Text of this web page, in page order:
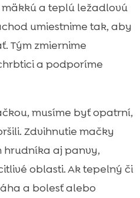
a teplú ležadlovú
umiestnime tak, aby
Tým zmiernime
a podporíme
musíme byť opatrní,
Zdvihnutie mačky
aj panvy,
oblasti. Ak tepelný či
a bolesť alebo